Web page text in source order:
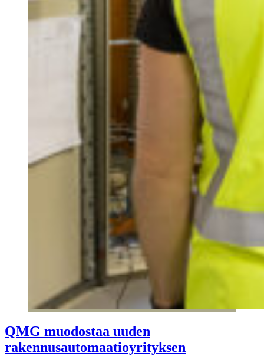
QMG muodostaa uuden
rakennusautomaatioyrityksen